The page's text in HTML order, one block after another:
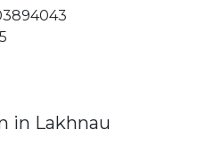
in Lakhnau